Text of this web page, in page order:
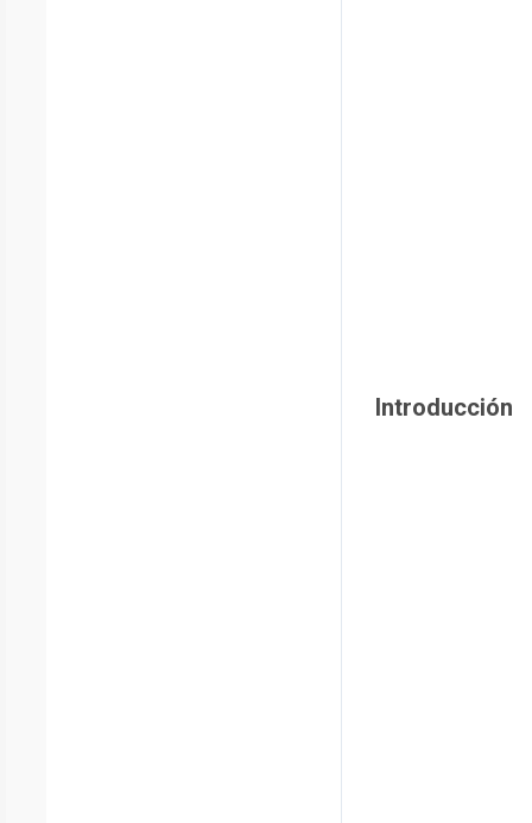
Introducción